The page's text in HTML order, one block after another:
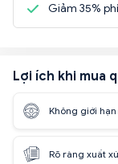
Giảm 35%
Lợi ích khi mua
Không giới
Rõ ràng xuất